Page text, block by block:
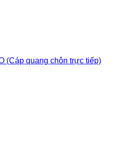
(Cáp quang chôn trực tiếp)